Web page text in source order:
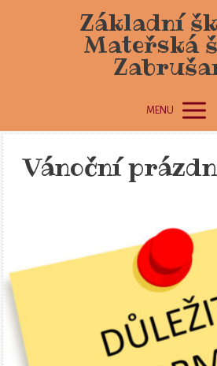
Základní
Mateřská
MENU
Vánoční